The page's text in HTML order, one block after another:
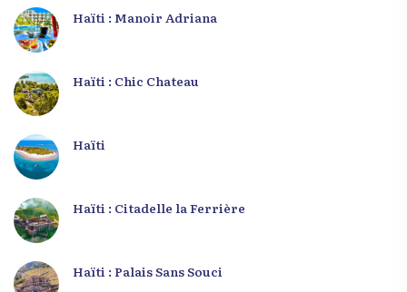
Haïti : Manoir Adriana
Haïti : Chic Chateau
Haïti
Haïti : Citadelle la Ferrière
Haïti : Palais Sans Souci